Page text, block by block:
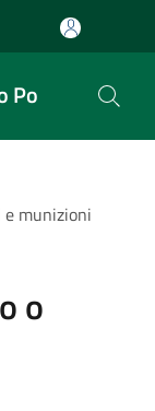
Po
munizioni
o